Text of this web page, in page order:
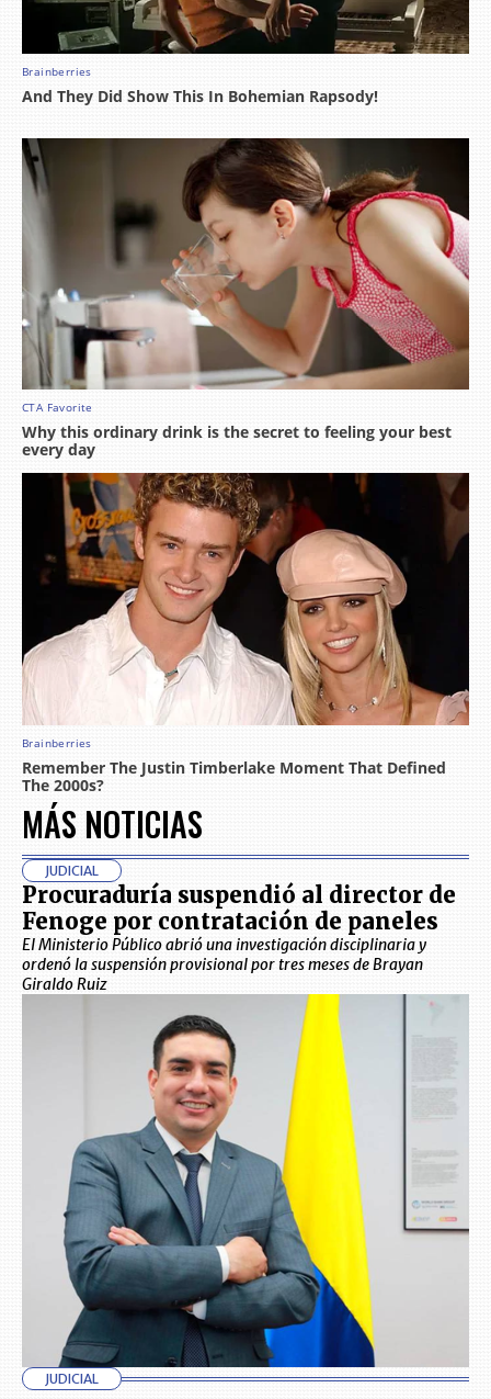
MÁS NOTICIAS
JUDICIAL
Procuraduría suspendió al director de
Fenoge por contratación de paneles
El Ministerio Público abrió una investigación disciplinaria y
ordenó la suspensión provisional por tres meses de Brayan
Giraldo Ruiz
JUDICIAL